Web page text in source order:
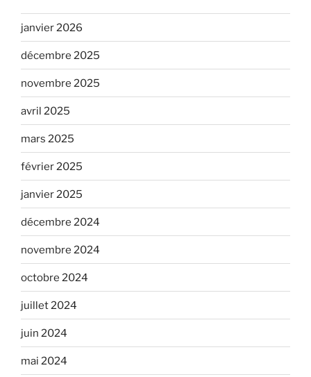
janvier 2026
décembre 2025
novembre 2025
avril 2025
mars 2025
février 2025
janvier 2025
décembre 2024
novembre 2024
octobre 2024
juillet 2024
juin 2024
mai 2024